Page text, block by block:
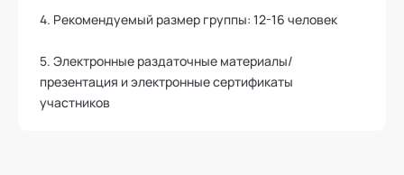
4. Рекомендуемый размер группы: 12-16 человек
5. Электронные раздаточные материалы/
презентация и электронные сертификаты
участников